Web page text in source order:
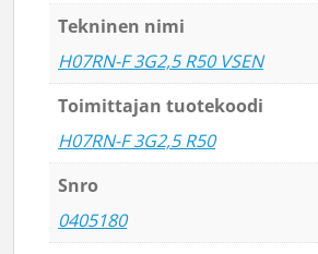
Tekninen nimi
H07RN-F 3G2,5 R50 VSEN
Toimittajan tuotekoodi
H07RN-F 3G2,5 R50
Snro
0405180